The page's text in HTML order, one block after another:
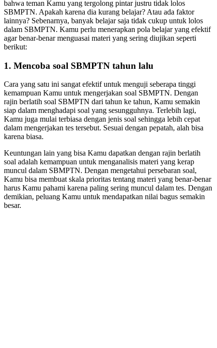
bahwa teman Kamu yang tergolong pintar justru tidak lolos
SBMPTN. Apakah karena dia kurang belajar? Atau ada faktor
lainnya? Sebenarnya, banyak belajar saja tidak cukup untuk lolos
dalam SBMPTN. Kamu perlu menerapkan pola belajar yang efektif
agar benar-benar menguasai materi yang sering diujikan seperti
berikut:
1. Mencoba soal SBMPTN tahun lalu
Cara yang satu ini sangat efektif untuk menguji seberapa tinggi
kemampuan Kamu untuk mengerjakan soal SBMPTN. Dengan
rajin berlatih soal SBMPTN dari tahun ke tahun, Kamu semakin
siap dalam menghadapi soal yang sesungguhnya. Terlebih lagi,
Kamu juga mulai terbiasa dengan jenis soal sehingga lebih cepat
dalam mengerjakan tes tersebut. Sesuai dengan pepatah, alah bisa
karena biasa.
Keuntungan lain yang bisa Kamu dapatkan dengan rajin berlatih
soal adalah kemampuan untuk menganalisis materi yang kerap
muncul dalam SBMPTN. Dengan mengetahui persebaran soal,
Kamu bisa membuat skala prioritas tentang materi yang benar-benar
harus Kamu pahami karena paling sering muncul dalam tes. Dengan
demikian, peluang Kamu untuk mendapatkan nilai bagus semakin
besar.